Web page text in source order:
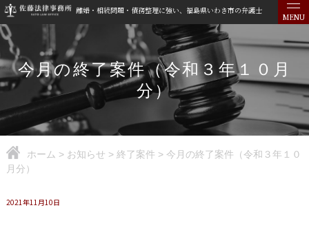
離婚・相続問題・債務整理に強い、福島県いわき市の弁護士
MENU
今月の終了案件（令和３年１０月
分）
ホーム > お知らせ > 終了案件 > 今月の終了案件（令和３年１０
月分）
2021年11月10日